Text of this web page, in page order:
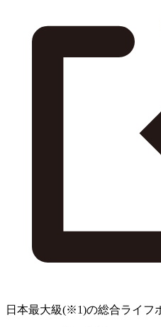
日本最大級(※1)の総合ライフ